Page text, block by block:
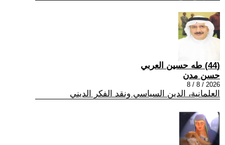
(44) طه حسين العربي
حسن مدن
2026 / 8 / 8
العلمانية، الدين السياسي ونقد الفكر الديني